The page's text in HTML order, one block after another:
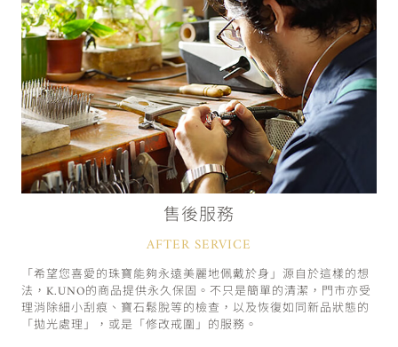
售後服務
AFTER SERVICE
「希望您喜愛的珠寶能夠永遠美麗地佩戴於身」源自於這樣的想
法，K.UNO的商品提供永久保固。不只是簡單的清潔，門市亦受
理消除細小刮痕、寶石鬆脫等的檢查，以及恢復如同新品狀態的
「拋光處理」，或是「修改戒圍」的服務。